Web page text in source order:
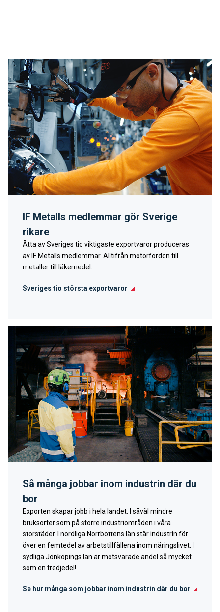
IF Metalls medlemmar gör Sverige
rikare
Åtta av Sveriges tio viktigaste exportvaror produceras
av IF Metalls medlemmar. Alltifrån motorfordon till
metaller till läkemedel.
Sveriges tio största exportvaror
Så många jobbar inom industrin där du
bor
Exporten skapar jobb i hela landet. I såväl mindre
bruksorter som på större industriområden i våra
storstäder. I nordliga Norrbottens län står industrin för
över en femtedel av arbetstillfällena inom näringslivet. I
sydliga Jönköpings län är motsvarade andel så mycket
som en tredjedel!
Se hur många som jobbar inom industrin där du bor